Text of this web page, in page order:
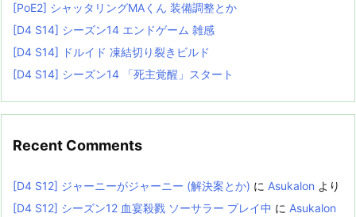
[PoE2] シャッタリングMAくん 装備調整とか
[D4 S14] シーズン14 エンドゲーム 雑感
[D4 S14] ドルイド 凍結切り裂きビルド
[D4 S14] シーズン14 「死主覚醒」スタート
Recent Comments
[D4 S12] ジャーニーがジャーニー (解決案とか) に Asukalon より
[D4 S12] シーズン12 血宴殺戮 ソーサラー プレイ中 に Asukalon